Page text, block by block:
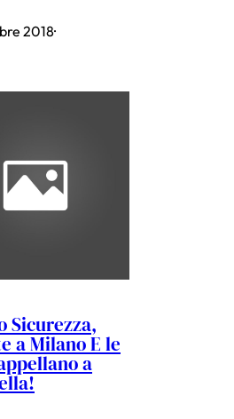
2018·
Sicurezza,
a Milano E le
a